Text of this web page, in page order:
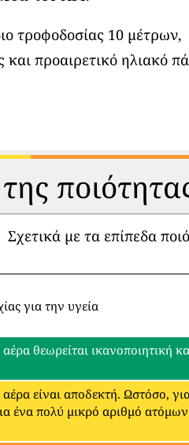
τροφοδοσίας 10 μέτρων,
προαιρετικό ηλιακό
Σχετικά με τα επίπεδα
για την υγεία
θεωρείται ικανοποιητική
είναι αποδεκτή. Ωστόσο,
ένα πολύ μικρό αριθμό